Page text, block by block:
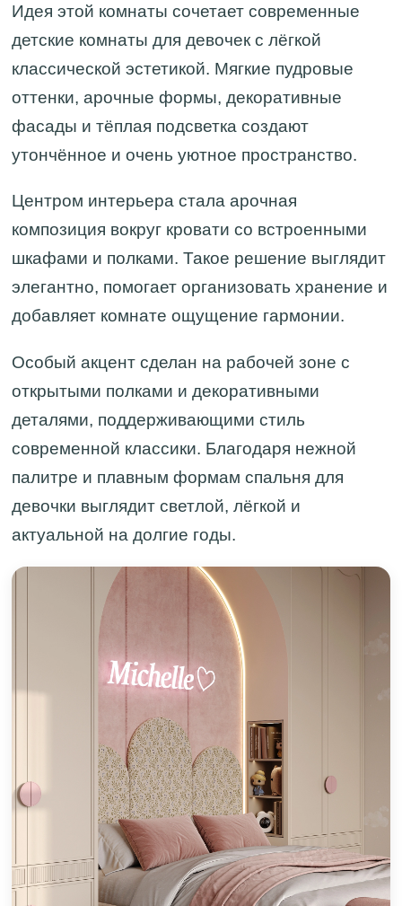
Идея этой комнаты сочетает современные
детские комнаты для девочек с лёгкой
классической эстетикой. Мягкие пудровые
оттенки, арочные формы, декоративные
фасады и тёплая подсветка создают
утончённое и очень уютное пространство.
Центром интерьера стала арочная
композиция вокруг кровати со встроенными
шкафами и полками. Такое решение выглядит
элегантно, помогает организовать хранение и
добавляет комнате ощущение гармонии.
Особый акцент сделан на рабочей зоне с
открытыми полками и декоративными
деталями, поддерживающими стиль
современной классики. Благодаря нежной
палитре и плавным формам спальня для
девочки выглядит светлой, лёгкой и
актуальной на долгие годы.